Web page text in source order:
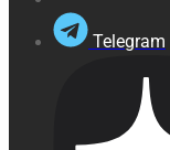
Telegram